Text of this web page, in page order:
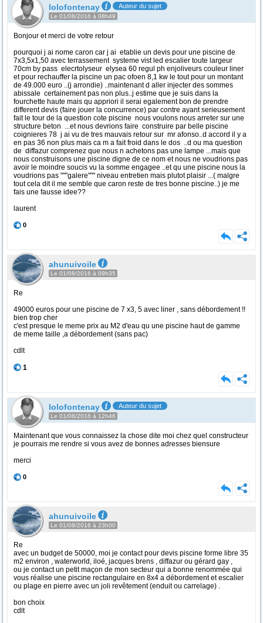
lolofontenay Auteur du sujet
Le 01/08/2016 à 08h49
Bonjour et merci de votre retour
pourquoi j ai nome caron car j ai etablie un devis pour une piscine de
7x3,5x1,50 avec terrassement systeme vist led escalier toute largeur
70cm by pass elecrtolyseur elysea 60 regul ph enjoliveurs couleur liner
et pour rechauffer la piscine un pac ofoen 8,1 kw le tout pour un montant
de 49.000 euro ..(j arrondie) ..maintenant d aller injecter des sommes
abissale certainement pas non plus..j estime que je suis dans la
fourchette haute mais qu appriori il serai egalement bon de prendre
different devis (faire jouer la concurrence) par contre ayant serieusement
fait le tour de la question cote piscine nous voulons nous arreter sur une
structure beton ...et nous devrions faire construire par belle piscine
coignieres 78 j ai vu de tres mauvais retour sur mr afonso..d accord il y a
en pas 36 non plus mais ca m a fait froid dans le dos ..d ou ma question
de diffazur comprenez que nous n achetons pas une lampe ...mais que
nous construisons une piscine digne de ce nom et nous ne voudrions pas
avoir le moindre soucis vu la somme engagee ..et qu une piscine nous la
voudrions pas """galere""" niveau entretien mais plutot plaisir ...( malgre
tout cela dit il me semble que caron reste de tres bonne piscine..) je me
fais une fausse idee??
laurent
0
ahunuivoile
Le 01/08/2016 à 09h35
Re
49000 euros pour une piscine de 7 x3, 5 avec liner , sans débordement !!
bien trop cher
c'est presque le meme prix au M2 d'eau qu une piscine haut de gamme
de meme taille ,a débordement (sans pac)
cdlt
1
lolofontenay Auteur du sujet
Le 01/08/2016 à 12h46
Maintenant que vous connaissez la chose dite moi chez quel constructeur
je pourrais me rendre si vous avez de bonnes adresses biensure
merci
0
ahunuivoile
Le 01/08/2016 à 23h00
Re
avec un budget de 50000, moi je contact pour devis piscine forme libre 35
m2 environ , waterworld, iloé, jacques brens , diffazur ou gérard gay ,
ou je contact un petit maçon de mon secteur qui a bonne renommée qui
vous réalise une piscine rectangulaire en 8x4 a débordement et escalier
ou plage en pierre avec un joli revêtement (enduit ou carrelage) .
bon choix
cdlt